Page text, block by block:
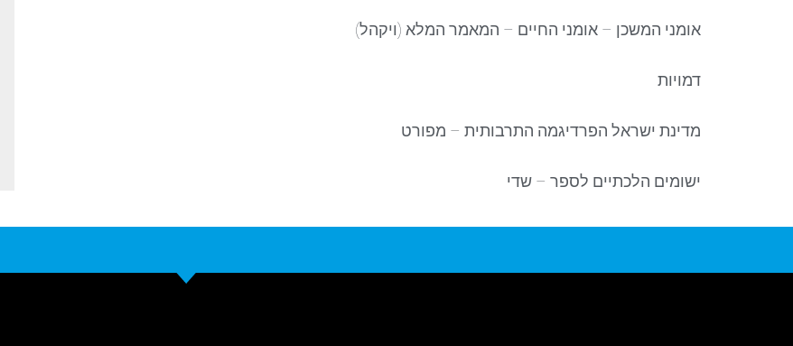
אומני המשכן – אומני החיים – המאמר המלא (ויקהל)
דמויות
מדינת ישראל הפרדיגמה התרבותית – מפורט
ישומים הלכתיים לספר – שדי